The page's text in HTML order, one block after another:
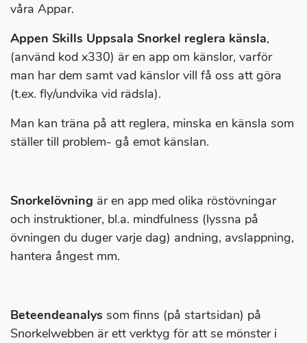
våra Appar.
Appen Skills Uppsala Snorkel reglera känsla,
(använd kod x330) är en app om känslor, varför
man har dem samt vad känslor vill få oss att göra
(t.ex. fly/undvika vid rädsla).
Man kan träna på att reglera, minska en känsla som
ställer till problem- gå emot känslan.
Snorkelövning är en app med olika röstövningar
och instruktioner, bl.a. mindfulness (lyssna på
övningen du duger varje dag) andning, avslappning,
hantera ångest mm.
Beteendeanalys som finns (på startsidan) på
Snorkelwebben är ett verktyg för att se mönster i